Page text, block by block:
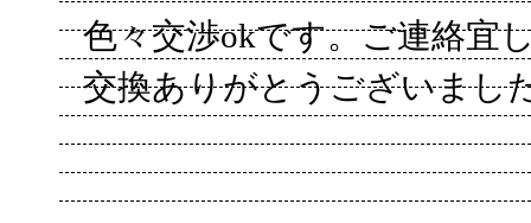
色々交渉okです。ご連絡宜
交換ありがとうございまし